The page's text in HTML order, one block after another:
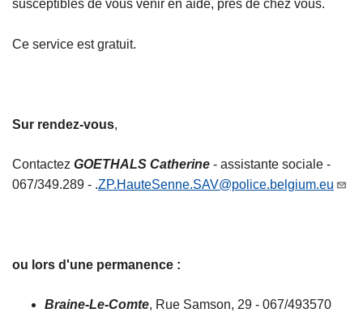
susceptibles de vous venir en aide, près de chez vous.
Ce service est gratuit.
Sur rendez-vous,
Contactez GOETHALS Catherine - assistante sociale -
067/349.289 - .ZP.HauteSenne.SAV@police.belgium.eu
ou lors d'une permanence :
Braine-Le-Comte, Rue Samson, 29 - 067/493570